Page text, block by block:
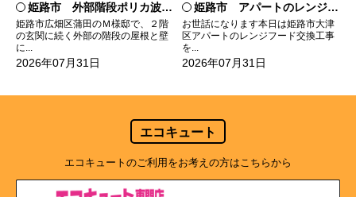
姫路市 外部階段ポリカ波板張替工事
姫路市広畑区蒲田のＭ様邸で、２階
の玄関に続く外部の階段の屋根と壁
に...
2026年07月31日
姫路市 アパートのレンジフード交換
お世話になります本日は姫路市大津
区アパートのレンジフード交換工事
を...
2026年07月31日
エコキュート
エコキュートのご利用をお考えの方はこちらから